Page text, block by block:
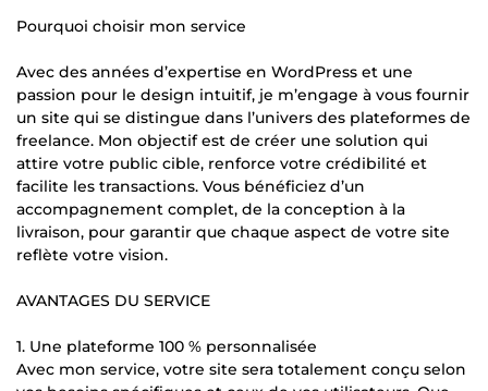
Pourquoi choisir mon service
Avec des années d’expertise en WordPress et une
passion pour le design intuitif, je m’engage à vous fournir
un site qui se distingue dans l’univers des plateformes de
freelance. Mon objectif est de créer une solution qui
attire votre public cible, renforce votre crédibilité et
facilite les transactions. Vous bénéficiez d’un
accompagnement complet, de la conception à la
livraison, pour garantir que chaque aspect de votre site
reflète votre vision.
AVANTAGES DU SERVICE
1. Une plateforme 100 % personnalisée
Avec mon service, votre site sera totalement conçu selon